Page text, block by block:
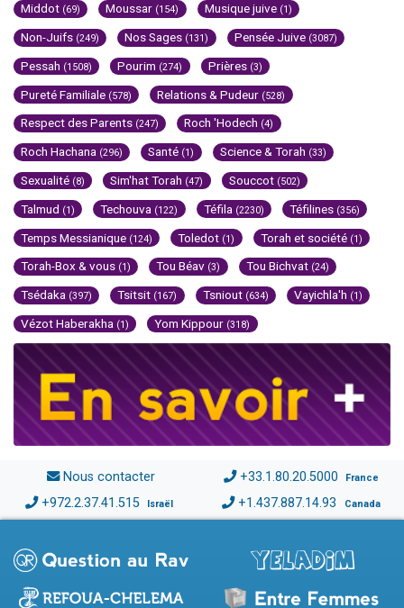
Middot (69) Moussar (154) Musique juive (1)
Non-Juifs (249) Nos Sages (131) Pensée Juive (3087)
Pessah (1508) Pourim (274) Prières (3)
Pureté Familiale (578) Relations & Pudeur (528)
Respect des Parents (247) Roch 'Hodech (4)
Roch Hachana (296) Santé (1) Science & Torah (33)
Sexualité (8) Sim'hat Torah (47) Souccot (502)
Talmud (1) Techouva (122) Téfila (2230) Téfilines (356)
Temps Messianique (124) Toledot (1) Torah et société (1)
Torah-Box & vous (1) Tou Béav (3) Tou Bichvat (24)
Tsédaka (397) Tsitsit (167) Tsniout (634) Vayichla'h (1)
Vézot Haberakha (1) Yom Kippour (318)
Nous contacter +33.1.80.20.5000 France
+972.2.37.41.515 Israël +1.437.887.14.93 Canada